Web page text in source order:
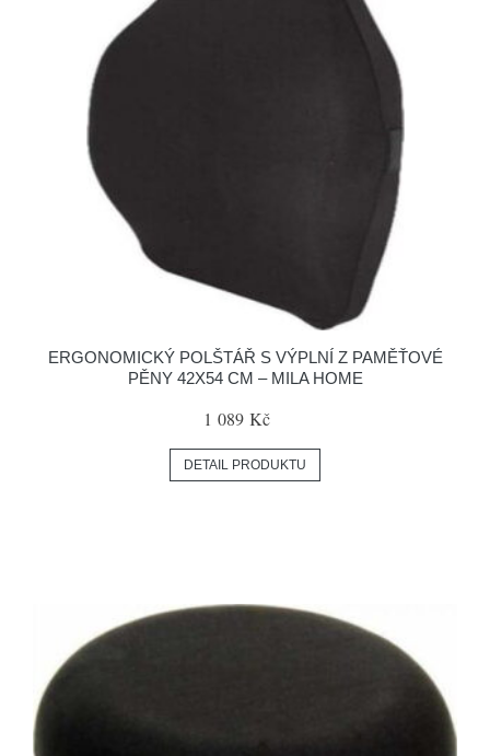
ERGONOMICKÝ POLŠTÁŘ S VÝPLNÍ Z PAMĚŤOVÉ
PĚNY 42X54 CM – MILA HOME
1 089 Kč
DETAIL PRODUKTU